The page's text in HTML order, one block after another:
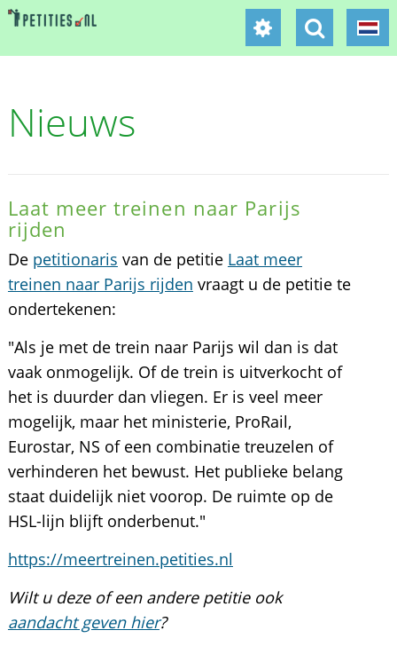
Nieuws
Laat meer treinen naar Parijs
rijden
De petitionaris van de petitie Laat meer
treinen naar Parijs rijden vraagt u de petitie te
ondertekenen:
"Als je met de trein naar Parijs wil dan is dat
vaak onmogelijk. Of de trein is uitverkocht of
het is duurder dan vliegen. Er is veel meer
mogelijk, maar het ministerie, ProRail,
Eurostar, NS of een combinatie treuzelen of
verhinderen het bewust. Het publieke belang
staat duidelijk niet voorop. De ruimte op de
HSL-lijn blijft onderbenut."
https://meertreinen.petities.nl
Wilt u deze of een andere petitie ook
aandacht geven hier?